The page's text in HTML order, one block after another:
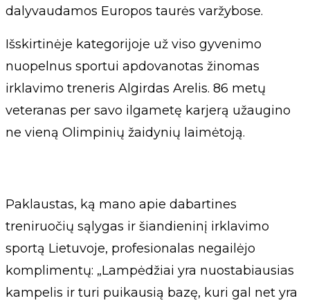
dalyvaudamos Europos taurės varžybose.
Išskirtinėje kategorijoje už viso gyvenimo
nuopelnus sportui apdovanotas žinomas
irklavimo treneris Algirdas Arelis. 86 metų
veteranas per savo ilgametę karjerą užaugino
ne vieną Olimpinių žaidynių laimėtoją.
Paklaustas, ką mano apie dabartines
treniruočių sąlygas ir šiandieninį irklavimo
sportą Lietuvoje, profesionalas negailėjo
komplimentų: „Lampėdžiai yra nuostabiausias
kampelis ir turi puikausią bazę, kuri gal net yra